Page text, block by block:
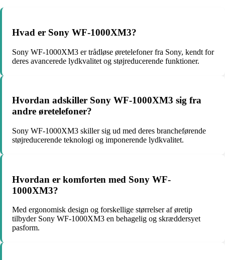
Hvad er Sony WF-1000XM3?
Sony WF-1000XM3 er trådløse øretelefoner fra Sony, kendt for
deres avancerede lydkvalitet og støjreducerende funktioner.
Hvordan adskiller Sony WF-1000XM3 sig fra
andre øretelefoner?
Sony WF-1000XM3 skiller sig ud med deres brancheførende
støjreducerende teknologi og imponerende lydkvalitet.
Hvordan er komforten med Sony WF-
1000XM3?
Med ergonomisk design og forskellige størrelser af øretip
tilbyder Sony WF-1000XM3 en behagelig og skræddersyet
pasform.